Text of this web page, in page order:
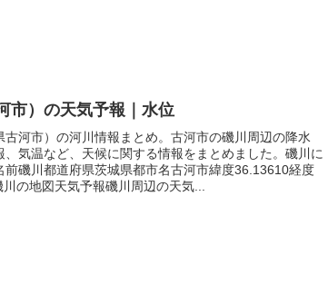
市）の天気予報｜水位
古河市）の河川情報まとめ。古河市の磯川周辺の降水
、気温など、天候に関する情報をまとめました。磯川に
前磯川都道府県茨城県都市名古河市緯度36.13610経度
の地図天気予報磯川周辺の天気...